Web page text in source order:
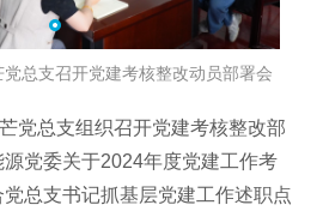
党总支召开党建考核整改动员部署会
党总支组织召开党建考核整改部
党委关于2024年度党建工作考
总支书记抓基层党建工作述职点